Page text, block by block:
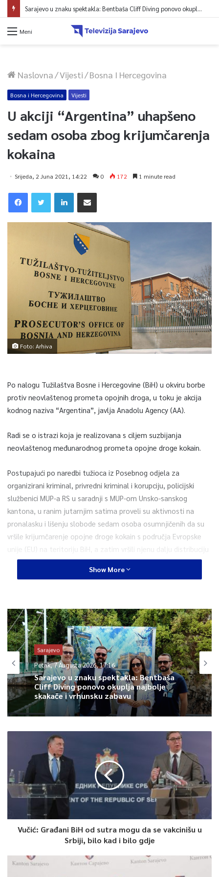
Sarajevo u znaku spektakla: Bentbaša Cliff Diving ponovo okuplja najbolje skakače i vrhunsku zabavu
Meni
Naslovna/Vijesti/Bosna I Hercegovina
Bosna i Hercegovina Vijesti
U akciji “Argentina” uhapšeno
sedam osoba zbog krijumčarenja
kokaina
Srijeda, 2 Juna 2021, 14:22 0 172 1 minute read
Foto: Arhiva
Po nalogu Tužilaštva Bosne i Hercegovine (BiH) u okviru borbe
protiv neovlaštenog prometa opojnih droga, u toku je akcija
kodnog naziva “Argentina”, javlja Anadolu Agency (AA).
Radi se o istrazi koja je realizovana s ciljem suzbijanja
neovlaštenog međunarodnog prometa opojne droge kokain.
Postupajući po naredbi tužioca iz Posebnog odjela za
organizirani kriminal, privredni kriminal i korupciju, policijski
službenici MUP-a RS u saradnji s MUP-om Unsko-sanskog
kantona, u ranim jutarnjim satima proveli su aktivnosti na
pronalasku i lišenju slobode sedam osoba osumnjičenih da su
vršile krijumčarenje opojne droge kokain s područja Evropske
unije (EU) na teritoriju BiH, a zatim vršili njenu dalju distribuciju
na području BiH.
Osumnjičene osobe će u zakonskom roku biti predate
postupajućem tužiocu koji će ispitati osumnjičene, nakon čega
će donijeti odluku o daljim aktivnostima prema osumnjičenima,
navedeno je u saopćenju Tužilaštva BiH.
Ova akcija rezultat je dobre i koordinirane saradnje između
Tužilaštva BiH, MUP-a RS i MUP-a Unsko-sanskog kantona, a s
ciljem procesuiranja osoba osumnjičenih za teška krivična djela
0
Article Rating
Show More
Sarajevo
Petak, 7 Augusta 2026, 17:16
Sarajevo u znaku spektakla: Bentbaša
Cliff Diving ponovo okuplja najbolje
skakače i vrhunsku zabavu
Vučić: Građani BiH od sutra mogu da se vakcinišu u
Srbiji, bilo kad i bilo gdje